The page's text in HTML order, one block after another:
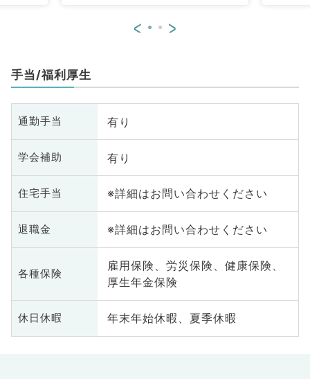
< >
手当/福利厚生
通勤手当 有り
学会補助 有り
住宅手当 ※詳細はお問い合わせください
退職金 ※詳細はお問い合わせください
各種保険
雇用保険、労災保険、健康保険、
厚生年金保険
休日休暇 年末年始休暇、夏季休暇